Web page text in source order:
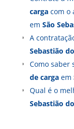
cargacom o
em São
A
Sebastião
Como saber
de cargaem
Qual é o
Sebastião